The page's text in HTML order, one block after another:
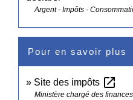
Argent - Impôts -
Pour en savoir plus
Site des impôts open_in_new
Ministère chargé des finances